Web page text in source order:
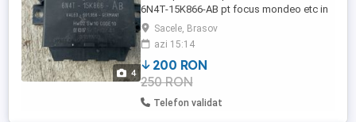
4
6N4T-15K866-AB pt focus mondeo etc in
stare de functionare pret 250 lei
Sacele, Brasov
azi 15:14
200 RON
250 RON
Telefon validat